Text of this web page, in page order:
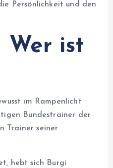
Persönlichkeit und den
Wer ist
im Rampenlicht
Bundestrainer der
Trainer seiner
hebt sich Burgi